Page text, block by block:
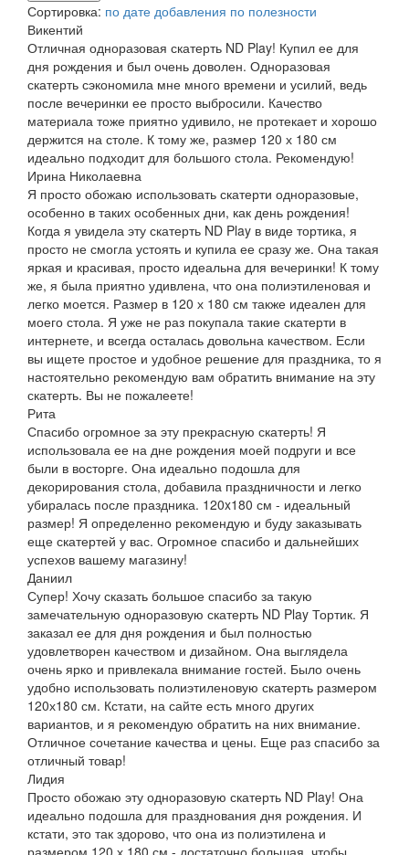
Сортировка: по дате добавления по полезности
Викентий
Отличная одноразовая скатерть ND Play! Купил ее для
дня рождения и был очень доволен. Одноразовая
скатерть сэкономила мне много времени и усилий, ведь
после вечеринки ее просто выбросили. Качество
материала тоже приятно удивило, не протекает и хорошо
держится на столе. К тому же, размер 120 х 180 см
идеально подходит для большого стола. Рекомендую!
Ирина Николаевна
Я просто обожаю использовать скатерти одноразовые,
особенно в таких особенных дни, как день рождения!
Когда я увидела эту скатерть ND Play в виде тортика, я
просто не смогла устоять и купила ее сразу же. Она такая
яркая и красивая, просто идеальна для вечеринки! К тому
же, я была приятно удивлена, что она полиэтиленовая и
легко моется. Размер в 120 х 180 см также идеален для
моего стола. Я уже не раз покупала такие скатерти в
интернете, и всегда осталась довольна качеством. Если
вы ищете простое и удобное решение для праздника, то я
настоятельно рекомендую вам обратить внимание на эту
скатерть. Вы не пожалеете!
Рита
Спасибо огромное за эту прекрасную скатерть! Я
использовала ее на дне рождения моей подруги и все
были в восторге. Она идеально подошла для
декорирования стола, добавила праздничности и легко
убиралась после праздника. 120x180 см - идеальный
размер! Я определенно рекомендую и буду заказывать
еще скатертей у вас. Огромное спасибо и дальнейших
успехов вашему магазину!
Даниил
Супер! Хочу сказать большое спасибо за такую
замечательную одноразовую скатерть ND Play Тортик. Я
заказал ее для дня рождения и был полностью
удовлетворен качеством и дизайном. Она выглядела
очень ярко и привлекала внимание гостей. Было очень
удобно использовать полиэтиленовую скатерть размером
120х180 см. Кстати, на сайте есть много других
вариантов, и я рекомендую обратить на них внимание.
Отличное сочетание качества и цены. Еще раз спасибо за
отличный товар!
Лидия
Просто обожаю эту одноразовую скатерть ND Play! Она
идеально подошла для празднования дня рождения. И
кстати, это так здорово, что она из полиэтилена и
размером 120 х 180 см - достаточно большая, чтобы